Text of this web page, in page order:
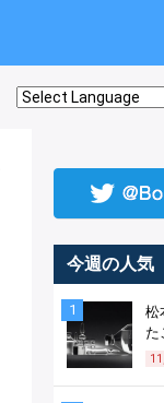
今週の人気
1
松
た